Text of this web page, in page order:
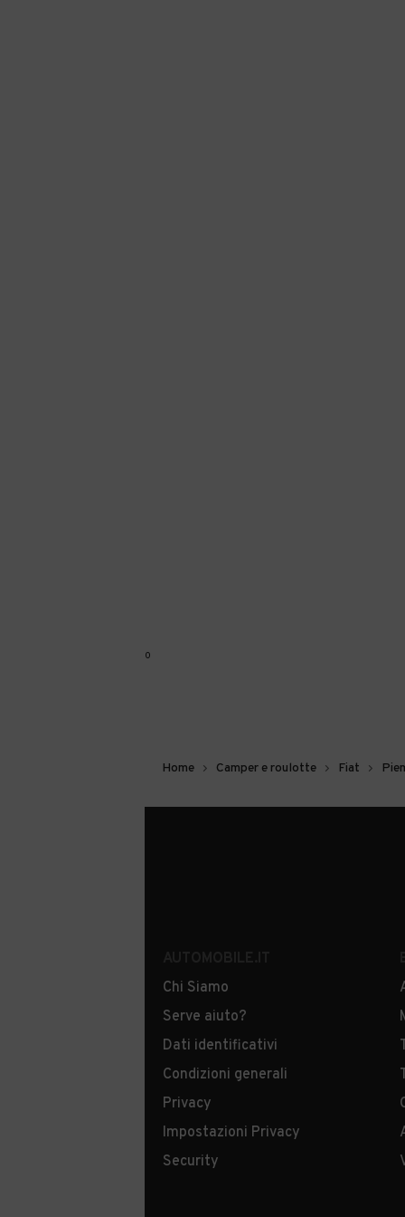
0
Home Camper e roulotte Fiat
Chi Siamo
Serve aiuto?
Dati identificativi
Condizioni generali
Privacy
Impostazioni Privacy
Security